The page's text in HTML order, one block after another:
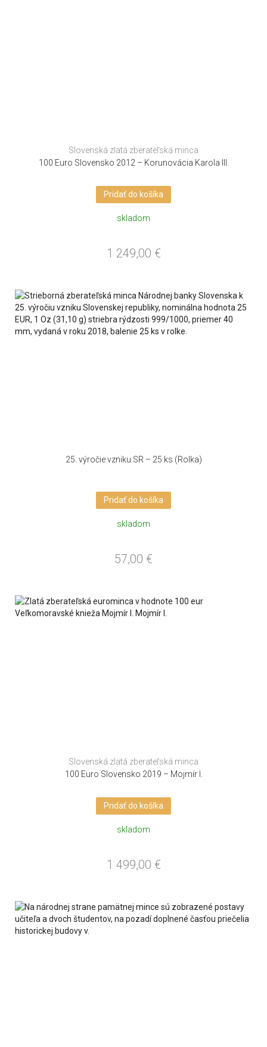
Slovenská zlatá zberateľská minca
100 Euro Slovensko 2012 – Korunovácia Karola III.
Pridať do košíka
skladom
1 249,00 €
25. výročie vzniku SR – 25 ks (Rolka)
Pridať do košíka
skladom
57,00 €
Slovenská zlatá zberateľská minca
100 Euro Slovensko 2019 – Mojmír I.
Pridať do košíka
skladom
1 499,00 €